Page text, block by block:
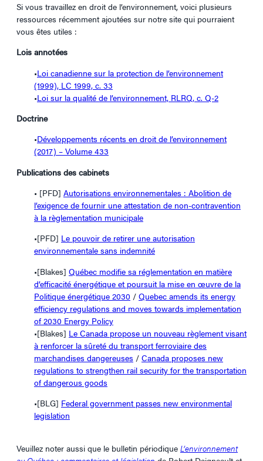
Si vous travaillez en droit de l’environnement, voici plusieurs
ressources récemment ajoutées sur notre site qui pourraient
vous êtes utiles :
Lois annotées
•Loi canadienne sur la protection de l’environnement
(1999), LC 1999, c. 33
•Loi sur la qualité de l’environnement, RLRQ, c. Q-2
Doctrine
•Développements récents en droit de l’environnement
(2017) – Volume 433
Publications des cabinets
• [PFD] Autorisations environnementales : Abolition de
l’exigence de fournir une attestation de non-contravention
à la règlementation municipale
•[PFD] Le pouvoir de retirer une autorisation
environnementale sans indemnité
•[Blakes] Québec modifie sa réglementation en matière
d’efficacité énergétique et poursuit la mise en œuvre de la
Politique énergétique 2030 / Quebec amends its energy
efficiency regulations and moves towards implementation
of 2030 Energy Policy
•[Blakes] Le Canada propose un nouveau règlement visant
à renforcer la sûreté du transport ferroviaire des
marchandises dangereuses / Canada proposes new
regulations to strengthen rail security for the transportation
of dangerous goods
•[BLG] Federal government passes new environmental
legislation
Veuillez noter aussi que le bulletin périodique L’environnement